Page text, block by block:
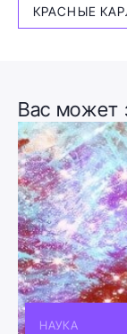
КРАСНЫЕ
Вас может
НАУКА